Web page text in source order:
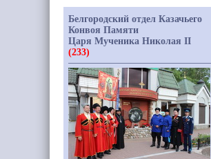
Белгородский отдел Казачьего
Конвоя Памяти
Царя Мученика Николая II
(233)